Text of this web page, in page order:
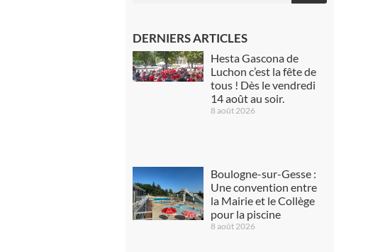
DERNIERS ARTICLES
Hesta Gascona de
Luchon c’est la fête de
tous ! Dès le vendredi
14 août au soir.
8 août 2026
Boulogne-sur-Gesse :
Une convention entre
la Mairie et le Collège
pour la piscine
8 août 2026